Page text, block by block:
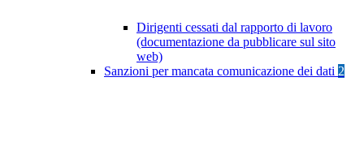
Dirigenti cessati dal rapporto di lavoro
(documentazione da pubblicare sul sito
web)
Sanzioni per mancata comunicazione dei dati 2